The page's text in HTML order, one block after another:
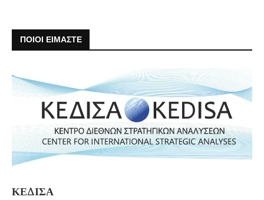
ΠΟΙΟΙ ΕΙΜΑΣΤΕ
ΚΕΔΙΣΑ